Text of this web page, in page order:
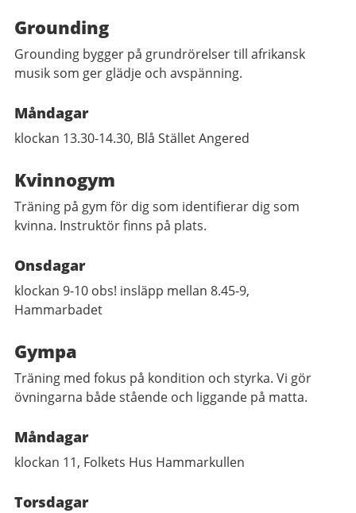
Grounding
Grounding bygger på grundrörelser till afrikansk
musik som ger glädje och avspänning.
Måndagar
klockan 13.30-14.30, Blå Stället Angered
Kvinnogym
Träning på gym för dig som identifierar dig som
kvinna. Instruktör finns på plats.
Onsdagar
klockan 9-10 obs! insläpp mellan 8.45-9,
Hammarbadet
Gympa
Träning med fokus på kondition och styrka. Vi gör
övningarna både stående och liggande på matta.
Måndagar
klockan 11, Folkets Hus Hammarkullen
Torsdagar